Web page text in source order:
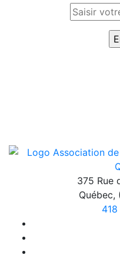
375 Rue
Québec,